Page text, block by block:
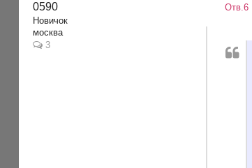
0590
Новичок
москва
3
Отв.6